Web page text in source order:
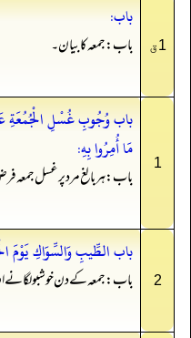
1ق
باب:
باب: جمعہ کا بیان۔
1
باب وُجُوبِ غُسْلِ الْجُمُعَةِ
مَا أُمِرُوا بِهِ:
باب: ہر بالغ مرد پر غسل جمعہ
2
باب الطِّيبِ وَالسِّوَاكِ يَوْمَ
باب: جمعہ کے دن خوشبو لگانے